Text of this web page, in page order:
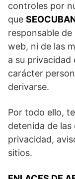
controles por
que
responsable
web, ni de las
a su
carácter
derivarse.
Por todo ello,
detenida de
privacidad,
sitios.